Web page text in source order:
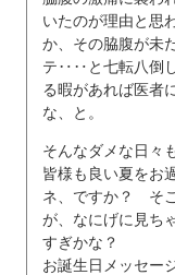
いたのが理由と思
か、その脇腹が未
テ‥‥と七転八倒
る暇があれば医者
な、と。
そんなダメな日々
皆様も良い夏をお
ネ、ですか？ そ
が、なにげに見ち
すぎかな？
お誕生日メッセー